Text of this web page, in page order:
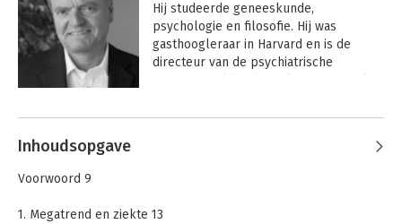
Hij studeerde geneeskunde,
psychologie en filosofie. Hij was
gasthoogleraar in Harvard en is de
directeur van de psychiatrische
in 14 landen vertaald.
Inhoudsopgave
Voorwoord 9
1. Megatrend en ziekte 13